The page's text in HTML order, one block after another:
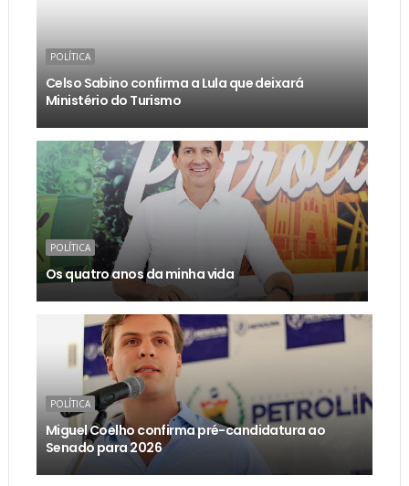
POLÍTICA
Celso Sabino confirma a Lula que deixará
Ministério do Turismo
POLÍTICA
Os quatro anos da minha vida
POLÍTICA
Miguel Coelho confirma pré-candidatura ao
Senado para 2026